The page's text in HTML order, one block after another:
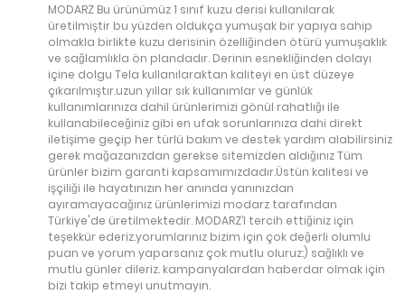
MODARZ Bu ürünümüz 1 sınıf kuzu derisi kullanılarak
üretilmiştir bu yüzden oldukça yumuşak bir yapıya sahip
olmakla birlikte kuzu derisinin özelliğinden ötürü yumuşaklık
ve sağlamlıkla ön plandadır. Derinin esnekliğinden dolayı
içine dolgu Tela kullanılaraktan kaliteyi en üst düzeye
çıkarılmıştır.uzun yıllar sık kullanımlar ve günlük
kullanımlarınıza dahil ürünlerimizi gönül rahatlığı ile
kullanabileceğiniz gibi en ufak sorunlarınıza dahi direkt
iletişime geçip her türlü bakım ve destek yardım alabilirsiniz
gerek mağazanızdan gerekse sitemizden aldığınız Tüm
ürünler bizim garanti kapsamımızdadır.Üstün kalitesi ve
işçiliği ile hayatınızın her anında yanınızdan
ayıramayacağınız ürünlerimizi modarz tarafından
Türkiye'de üretilmektedir. MODARZ’I tercih ettiğiniz için
teşekkür ederiz.yorumlarınız bizim için çok değerli olumlu
puan ve yorum yaparsanız çok mutlu oluruz:) sağlıklı ve
mutlu günler dileriz. kampanyalardan haberdar olmak için
bizi takip etmeyi unutmayın.